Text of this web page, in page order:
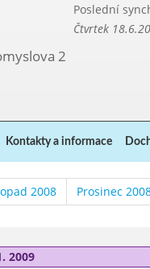
Poslední
Čtvrtek
2
Kontakty a informace
2008 Prosinec
2009